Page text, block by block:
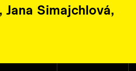
Simajchlová,